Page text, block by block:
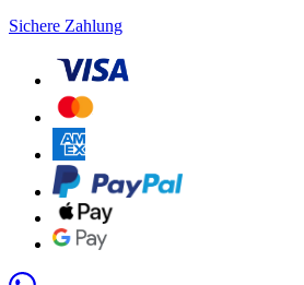
Sichere Zahlung